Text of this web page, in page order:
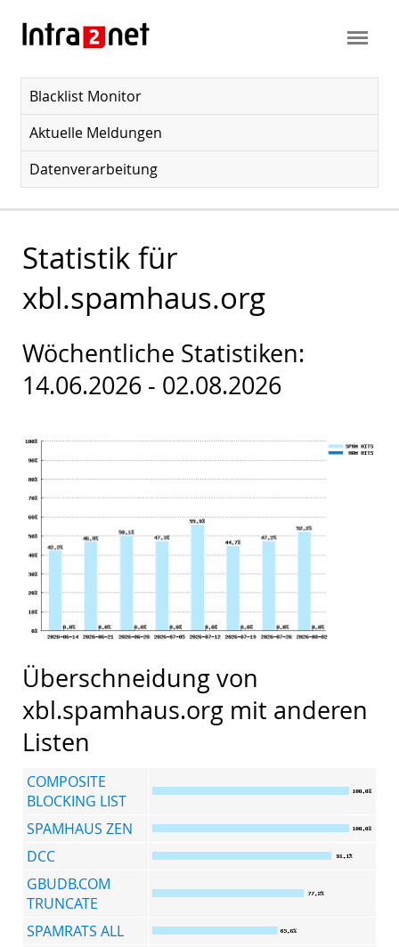
Blacklist Monitor
Aktuelle Meldungen
Datenverarbeitung
Statistik für
xbl.spamhaus.org
Wöchentliche Statistiken:
14.06.2026 - 02.08.2026
Überschneidung von
xbl.spamhaus.org mit anderen
Listen
COMPOSITE
BLOCKING LIST
SPAMHAUS ZEN
DCC
GBUDB.COM
TRUNCATE
SPAMRATS ALL